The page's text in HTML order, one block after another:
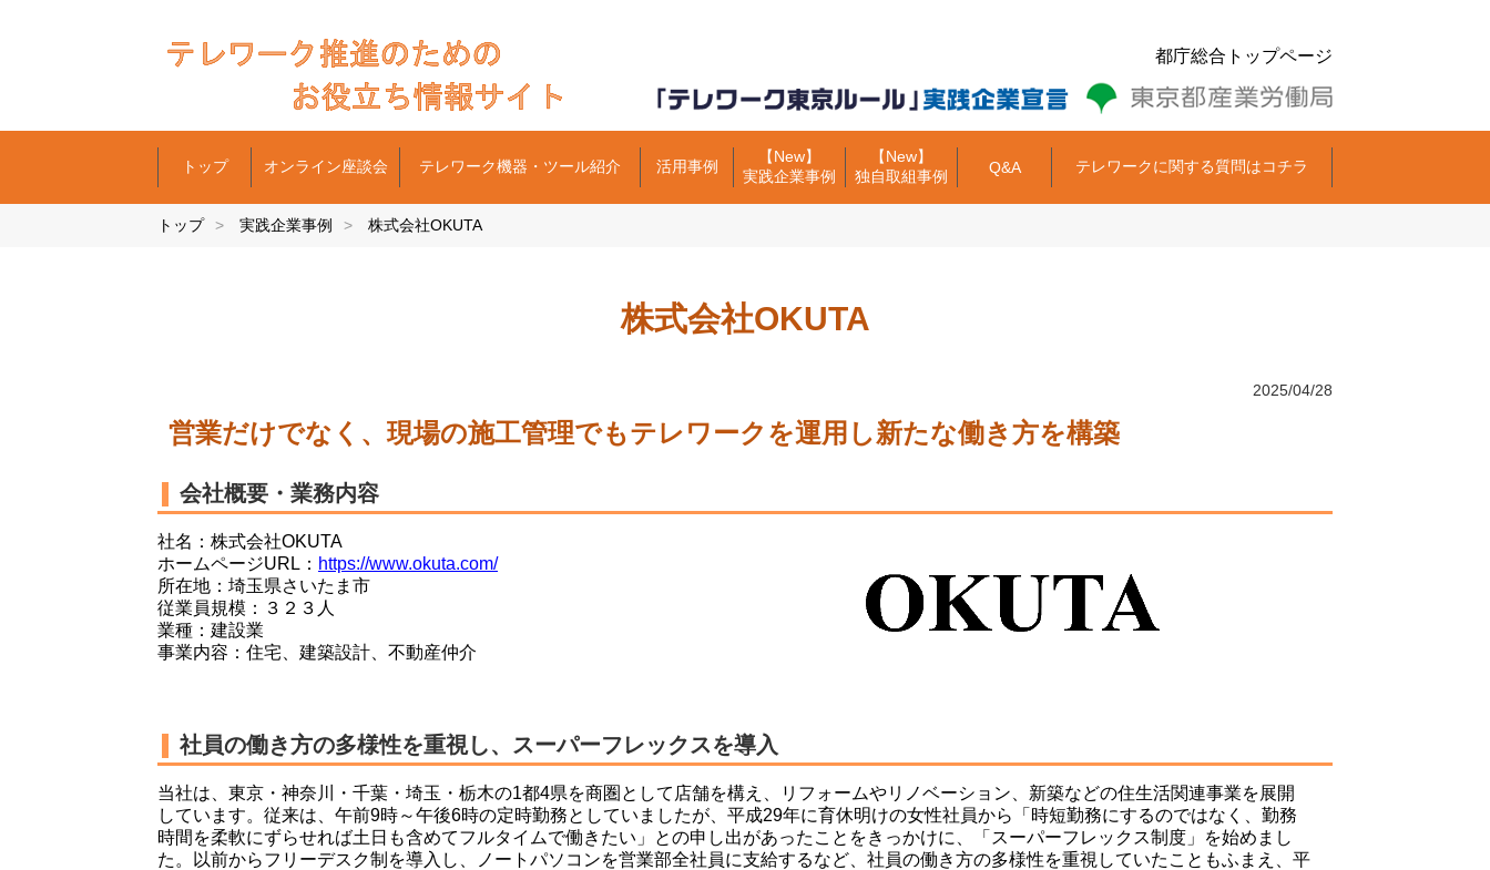
都庁総合トップページ
トップ オンライン座談会 テレワーク機器・ツール紹介 活用事例
【New】
実践企業事例
【New】
独自取組事例
Q&A テレワークに関する質問はコチラ
トップ 実践企業事例 株式会社OKUTA
株式会社OKUTA
2025/04/28
営業だけでなく、現場の施工管理でもテレワークを運用し新たな働き方を構築
会社概要・業務内容
社名：株式会社OKUTA
ホームページURL： https://www.okuta.com/
所在地：埼玉県さいたま市
従業員規模：３２３人
業種：建設業
事業内容：住宅、建築設計、不動産仲介
社員の働き方の多様性を重視し、スーパーフレックスを導入
当社は、東京・神奈川・千葉・埼玉・栃木の1都4県を商圏として店舗を構え、リフォームやリノベーション、新築などの住生活関連事業を展開
しています。従来は、午前9時～午後6時の定時勤務としていましたが、平成29年に育休明けの女性社員から「時短勤務にするのではなく、勤務
時間を柔軟にずらせれば土日も含めてフルタイムで働きたい」との申し出があったことをきっかけに、「スーパーフレックス制度」を始めまし
た。以前からフリーデスク制を導入し、ノートパソコンを営業部全社員に支給するなど、社員の働き方の多様性を重視していたこともふまえ、平